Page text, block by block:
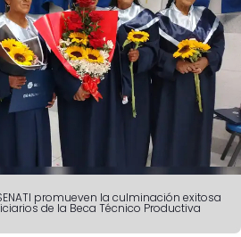
SENATI promueven la culminación exitosa
de la Beca Técnico Productiva